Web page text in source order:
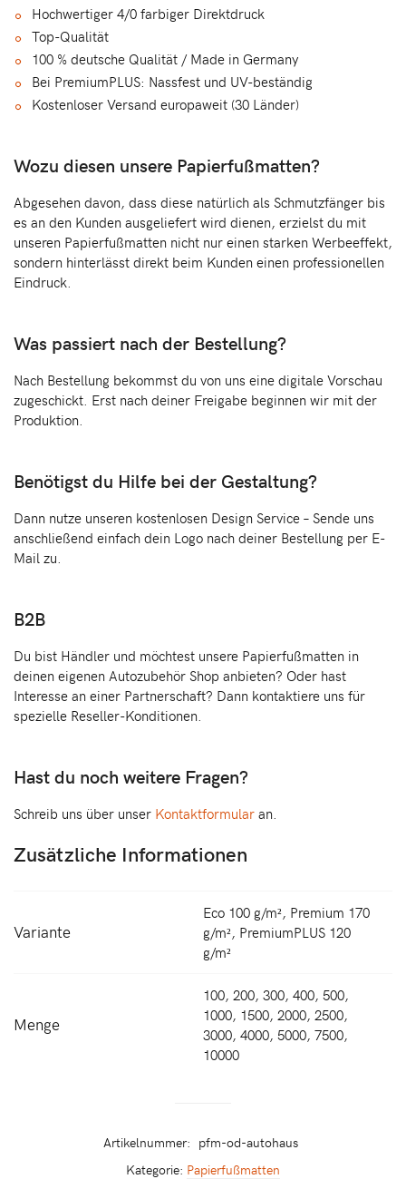
Hochwertiger 4/0 farbiger Direktdruck
Top-Qualität
100 % deutsche Qualität / Made in Germany
Bei PremiumPLUS: Nassfest und UV-beständig
Kostenloser Versand europaweit (30 Länder)
Wozu diesen unsere Papierfußmatten?
Abgesehen davon, dass diese natürlich als Schmutzfänger bis
es an den Kunden ausgeliefert wird dienen, erzielst du mit
unseren Papierfußmatten nicht nur einen starken Werbeeffekt,
sondern hinterlässt direkt beim Kunden einen professionellen
Eindruck.
Was passiert nach der Bestellung?
Nach Bestellung bekommst du von uns eine digitale Vorschau
zugeschickt. Erst nach deiner Freigabe beginnen wir mit der
Produktion.
Benötigst du Hilfe bei der Gestaltung?
Dann nutze unseren kostenlosen Design Service – Sende uns
anschließend einfach dein Logo nach deiner Bestellung per E-
Mail zu.
B2B
Du bist Händler und möchtest unsere Papierfußmatten in
deinen eigenen Autozubehör Shop anbieten? Oder hast
Interesse an einer Partnerschaft? Dann kontaktiere uns für
spezielle Reseller-Konditionen.
Hast du noch weitere Fragen?
Schreib uns über unser Kontaktformular an.
Zusätzliche Informationen
Variante
Eco 100 g/m², Premium 170
g/m², PremiumPLUS 120
g/m²
Menge
100, 200, 300, 400, 500,
1000, 1500, 2000, 2500,
3000, 4000, 5000, 7500,
10000
Artikelnummer: pfm-od-autohaus
Kategorie: Papierfußmatten